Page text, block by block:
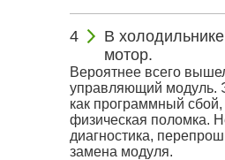
В
мотор.
Вероятнее всего
управляющий модуль.
как программный сбой,
физическая поломка.
диагностика,
замена модуля.